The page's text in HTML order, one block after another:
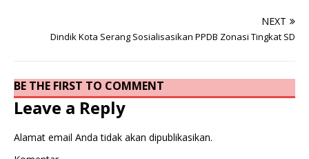
NEXT
Dindik Kota Serang Sosialisasikan PPDB Zonasi Tingkat SD
BE THE FIRST TO COMMENT
Leave a Reply
Alamat email Anda tidak akan dipublikasikan.